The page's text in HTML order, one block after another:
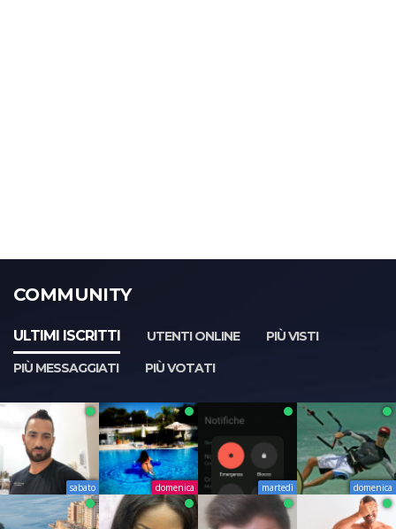
COMMUNITY
ULTIMI ISCRITTI UTENTI ONLINE
PIÙ VISTI
PIÙ MESSAGGIATI
PIÙ VOTATI
sabato domenica martedì domenica